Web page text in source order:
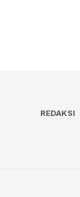
REDAKSI